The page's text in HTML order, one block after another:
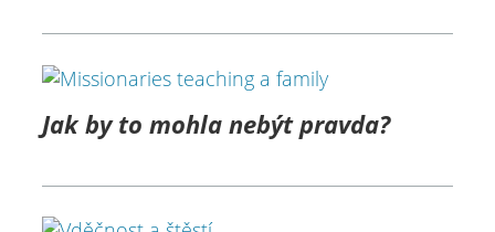
Jak by to mohla nebýt pravda?